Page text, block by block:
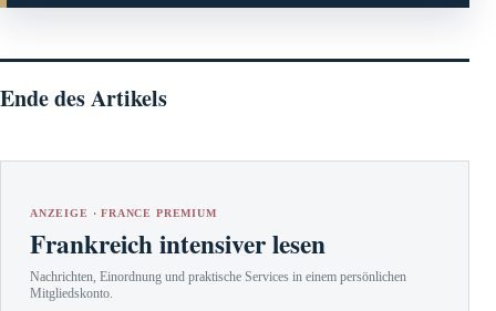
Ende des Artikels
ANZEIGE · FRANCE PREMIUM
Frankreich intensiver lesen
Nachrichten, Einordnung und praktische Services in einem persönlichen
Mitgliedskonto.